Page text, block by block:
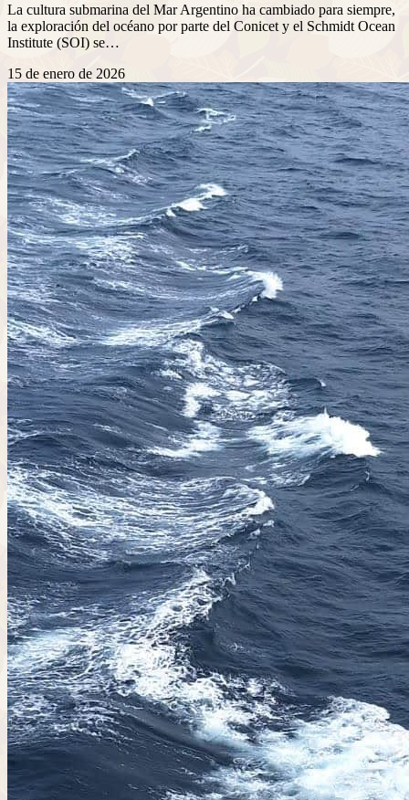
La cultura submarina del Mar Argentino ha cambiado para siempre,
la exploración del océano por parte del Conicet y el Schmidt Ocean
Institute (SOI) se…
15 de enero de 2026